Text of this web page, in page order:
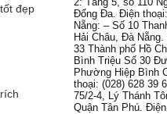
đẹp
Đống Đa. Điện
Nẵng: – Số 10
Hải Châu, Đà
33 Thành phố Hồ
Bình Triệu Số 30
Phường Hiệp Bình
thoại: (028) 628 39
75/2-4, Lý Thánh
Quận Tân Phú.